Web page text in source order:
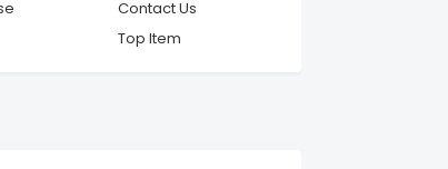
Contact Us
Top Item